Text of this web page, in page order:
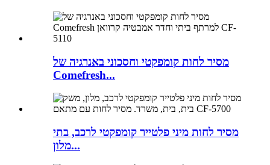
מסיר לחות קומפקטי וחסכוני באנרגיה של
Comefresh...
מסיר לחות מיני פלטייר קומפקטי לרכב, בתי
מלון...